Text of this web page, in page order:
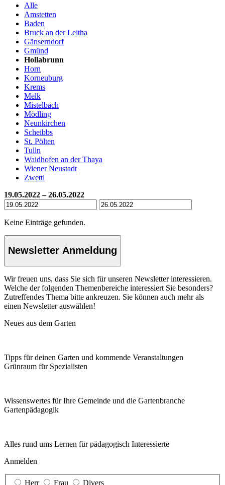
Alle
Amstetten
Baden
Bruck an der Leitha
Gänserndorf
Gmünd
Hollabrunn
Horn
Korneuburg
Krems
Melk
Mistelbach
Mödling
Neunkirchen
Scheibbs
St. Pölten
Tulln
Waidhofen an der Thaya
Wiener Neustadt
Zwettl
19.05.2022 – 26.05.2022
Keine Einträge gefunden.
Newsletter Anmeldung
Wir freuen uns, dass Sie sich für unseren Newsletter interessieren.
Welche der folgenden Themenbereiche interessiert Sie besonders?
Zutreffendes Thema bitte ankreuzen. Sie können auch mehr als
einen Newsletter auswählen!
Neues aus dem Garten
Tipps für deinen Garten und kommende Veranstaltungen
Grünraum für Spezialisten
Wissenswertes für Ihre Gemeinde und die Gartenbranche
Garten­pädagogik
Alles rund ums Lernen für pädagogisch Interessierte
Anmelden
Herr Frau Divers